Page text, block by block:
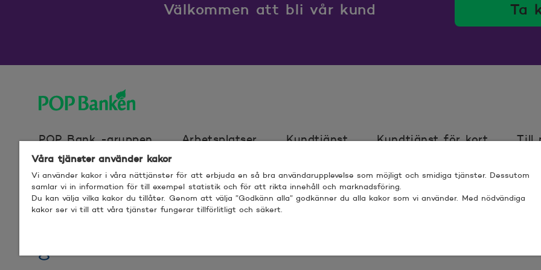
Välkommen att bli vår kund Ta
POP Bank -gruppen
Arbetsplatser Kundtjänst Kundtjänst för kort Till
Webbplatscookies Användarvillkor för webbplats Villkor Sköt ärenden tryggt
Våra tjänster använder kakor
Vi använder kakor i våra nättjänster för att erbjuda en så bra användarupplevelse som möjligt och smidiga tjänster. Dessutom
samlar vi in information för till exempel statistik och för att rikta innehåll och marknadsföring.
Du kan välja vilka kakor du tillåter. Genom att välja ”Godkänn alla” godkänner du alla kakor som vi använder. Med nödvändiga
kakor ser vi till att våra tjänster fungerar tillförlitligt och säkert.